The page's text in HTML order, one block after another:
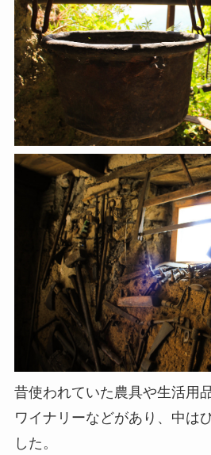
昔使われていた農具や生活用
ワイナリーなどがあり、中は
した。